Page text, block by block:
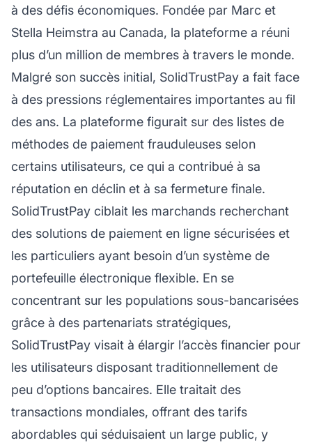
à des défis économiques. Fondée par Marc et
Stella Heimstra au Canada, la plateforme a réuni
plus d’un million de membres à travers le monde.
Malgré son succès initial, SolidTrustPay a fait face
à des pressions réglementaires importantes au fil
des ans. La plateforme figurait sur des listes de
méthodes de paiement frauduleuses selon
certains utilisateurs, ce qui a contribué à sa
réputation en déclin et à sa fermeture finale.
SolidTrustPay ciblait les marchands recherchant
des solutions de paiement en ligne sécurisées et
les particuliers ayant besoin d’un système de
portefeuille électronique flexible. En se
concentrant sur les populations sous-bancarisées
grâce à des partenariats stratégiques,
SolidTrustPay visait à élargir l’accès financier pour
les utilisateurs disposant traditionnellement de
peu d’options bancaires. Elle traitait des
transactions mondiales, offrant des tarifs
abordables qui séduisaient un large public, y